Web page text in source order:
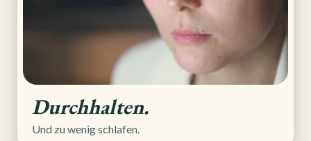
Durchhalten.
Und zu wenig schlafen.